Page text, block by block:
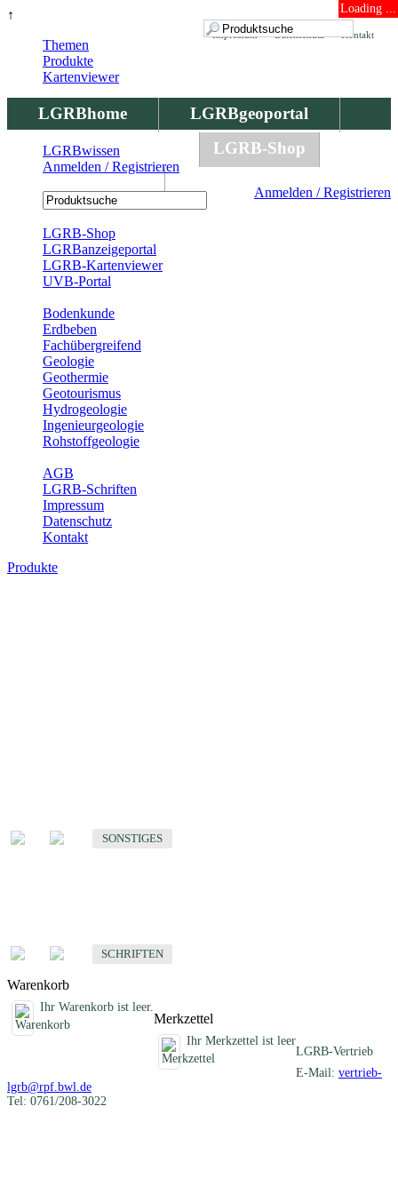
↑ Loading ...
Kontakt
Datenschutz
Impressum
LGRBhome
LGRBgeoportal
LGRBbohrungen
LGRB-Shop
Anmelden / Registrieren
Themen
Produkte
Kartenviewer
LGRBwissen
Anmelden / Registrieren
LGRB-Shop
LGRBanzeigeportal
LGRB-Kartenviewer
UVB-Portal
Bodenkunde
Erdbeben
Fachübergreifend
Geologie
Geothermie
Geotourismus
Hydrogeologie
Ingenieurgeologie
Rohstoffgeologie
AGB
LGRB-Schriften
Impressum
Datenschutz
Kontakt
Produkte
SONSTIGES
SCHRIFTEN
Warenkorb
Ihr Warenkorb ist leer.
Merkzettel
Ihr Merkzettel ist leer
LGRB-Vertrieb
E-Mail: vertrieb-
lgrb@rpf.bwl.de
Tel: 0761/208-3022